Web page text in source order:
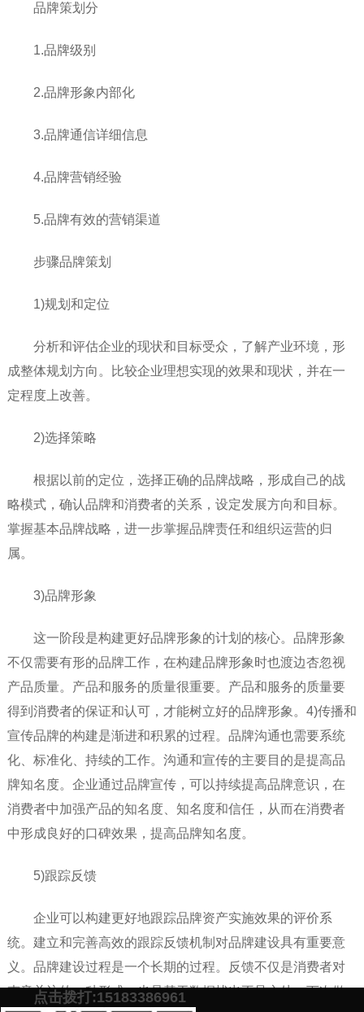
品牌策划分
1.品牌级别
2.品牌形象内部化
3.品牌通信详细信息
4.品牌营销经验
5.品牌有效的营销渠道
步骤品牌策划
1)规划和定位
分析和评估企业的现状和目标受众，了解产业环境，形
成整体规划方向。比较企业理想实现的效果和现状，并在一
定程度上改善。
2)选择策略
根据以前的定位，选择正确的品牌战略，形成自己的战
略模式，确认品牌和消费者的关系，设定发展方向和目标。
掌握基本品牌战略，进一步掌握品牌责任和组织运营的归
属。
3)品牌形象
这一阶段是构建更好品牌形象的计划的核心。品牌形象
不仅需要有形的品牌工作，在构建品牌形象时也渡边杏忽视
产品质量。产品和服务的质量很重要。产品和服务的质量要
得到消费者的保证和认可，才能树立好的品牌形象。4)传播和
宣传品牌的构建是渐进和积累的过程。品牌沟通也需要系统
化、标准化、持续的工作。沟通和宣传的主要目的是提高品
牌知名度。企业通过品牌宣传，可以持续提高品牌意识，在
消费者中加强产品的知名度、知名度和信任，从而在消费者
中形成良好的口碑效果，提高品牌知名度。
5)跟踪反馈
企业可以构建更好地跟踪品牌资产实施效果的评价系
统。建立和完善高效的跟踪反馈机制对品牌建设具有重要意
义。品牌建设过程是一个长期的过程。反馈不仅是消费者对
声音关注的一种形式，也是基于数据找出不足之处，下次做
点击拨打:15183386961